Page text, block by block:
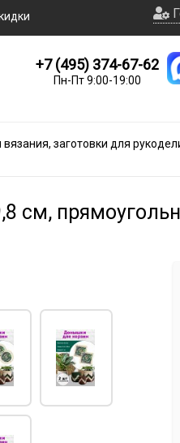
+7 (495) 374-67-62
Пн-Пт 9:00-19:00
заготовки для
см,